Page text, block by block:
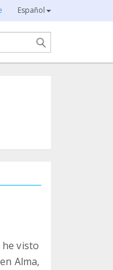
Español
visto
Alma,